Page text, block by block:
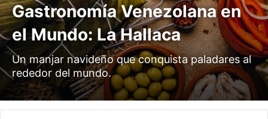
Gastronomía Venezolana en
el Mundo: La Hallaca
Un manjar navideño que conquista paladares al
rededor del mundo.